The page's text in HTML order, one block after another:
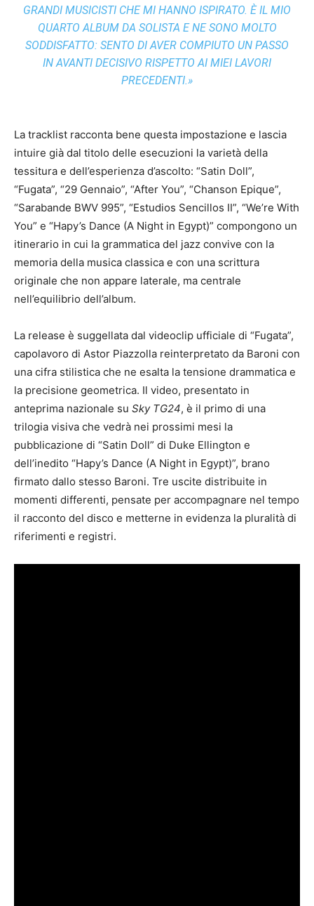
GRANDI MUSICISTI CHE MI HANNO ISPIRATO. È IL MIO
QUARTO ALBUM DA SOLISTA E NE SONO MOLTO
SODDISFATTO: SENTO DI AVER COMPIUTO UN PASSO
IN AVANTI DECISIVO RISPETTO AI MIEI LAVORI
PRECEDENTI.»
La tracklist racconta bene questa impostazione e lascia
intuire già dal titolo delle esecuzioni la varietà della
tessitura e dell’esperienza d’ascolto: “Satin Doll”,
“Fugata”, “29 Gennaio”, “After You”, “Chanson Epique”,
“Sarabande BWV 995”, “Estudios Sencillos II”, “We’re With
You” e “Hapy’s Dance (A Night in Egypt)” compongono un
itinerario in cui la grammatica del jazz convive con la
memoria della musica classica e con una scrittura
originale che non appare laterale, ma centrale
nell’equilibrio dell’album.
La release è suggellata dal videoclip ufficiale di “Fugata”,
capolavoro di Astor Piazzolla reinterpretato da Baroni con
una cifra stilistica che ne esalta la tensione drammatica e
la precisione geometrica. Il video, presentato in
anteprima nazionale su Sky TG24, è il primo di una
trilogia visiva che vedrà nei prossimi mesi la
pubblicazione di “Satin Doll” di Duke Ellington e
dell’inedito “Hapy’s Dance (A Night in Egypt)”, brano
firmato dallo stesso Baroni. Tre uscite distribuite in
momenti differenti, pensate per accompagnare nel tempo
il racconto del disco e metterne in evidenza la pluralità di
riferimenti e registri.